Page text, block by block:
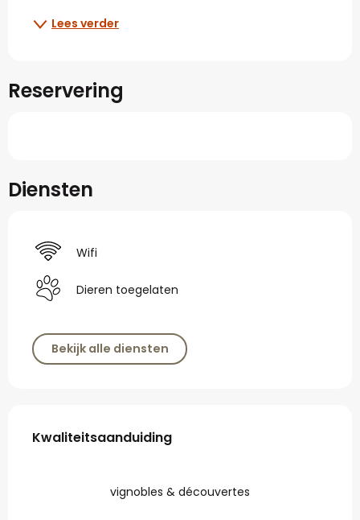
Lees verder
Reservering
Diensten
Wifi
Dieren toegelaten
Bekijk alle diensten
Dienstverlening
Kwaliteitsaanduiding
Kwaliteitsaanduiding
vignobles & découvertes